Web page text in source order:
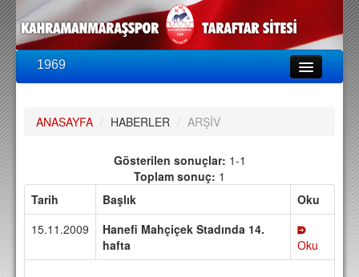
1969
PUAN DURUMU
KADRO
A TAKIM KADROSU
TEKNİK KADRO
ANASAYFA / HABERLER / ARŞİV
Gösterilen sonuçlar: 1-1
Toplam sonuç: 1
Tarih
Başlık Oku
15.11.2009
Hanefi Mahçiçek Stadında 14.
hafta
Oku